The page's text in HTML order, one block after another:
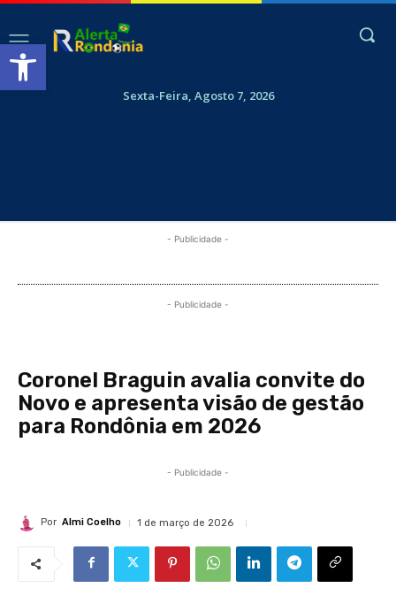
Abrir a barra de ferramentas
Sexta-Feira, Agosto 7, 2026
- Publicidade -
- Publicidade -
Coronel Braguin avalia convite do
Novo e apresenta visão de gestão
para Rondônia em 2026
- Publicidade -
Por Almi Coelho 1 de março de 2026